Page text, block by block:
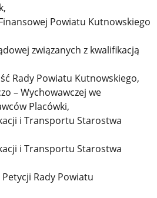
Powiatu Kutnowskiego
związanych z kwalifikacją
Rady Powiatu Kutnowskiego,
– Wychowawczej we
Placówki,
i Transportu Starostwa
i Transportu Starostwa
Rady Powiatu